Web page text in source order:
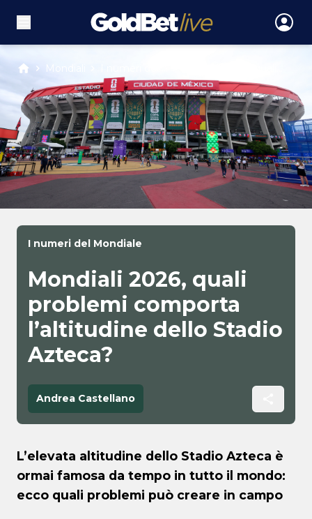
Mondiali
I numeri del Mondiale
Mondiali 2026, quali
problemi comporta
l’altitudine dello Stadio
Azteca?
Andrea Castellano
L’elevata altitudine dello Stadio Azteca è
ormai famosa da tempo in tutto il mondo:
ecco quali problemi può creare in campo